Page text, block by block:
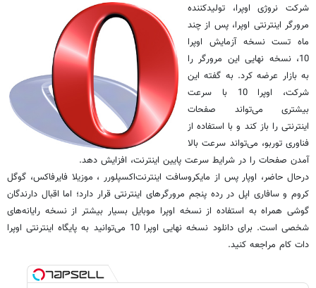
شرکت نروژی اوپرا، تولیدکننده
مرورگر اینترنتی اوپرا، پس از چند
ماه تست نسخه آزمایش اوپرا
10، نسخه نهایی این مرورگر را
به بازار عرضه کرد. به گفته این
شرکت، اوپرا 10 با سرعت
بیشتری می‌تواند صفحات
اینترنتی را باز کند و با استفاده از
فناوری توربو، می‌تواند سرعت بالا
آمدن صفحات را در شرایط سرعت پایین اینترنت، افزایش دهد.
درحال حاضر، اوپار پس از مایکروسافت اینترنت‌اکسپلورر ، موزیلا فایرفاکس، گوگل
کروم و سافاری اپل در رده پنجم مرورگرهای اینترنتی قرار دارد؛ اما اقبال دارندگان
گوشی همراه به استفاده از نسخه اوپرا موبایل بسیار بیشتر از نسخه رایانه‌های
شخصی است. برای دانلود نسخه نهایی اوپرا 10 می‌توانید به پایگاه اینترنتی اوپرا
دات کام مراجعه کنید.